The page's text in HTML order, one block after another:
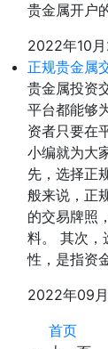
贵金属开户
2022年10
正规贵金属
贵金属投资
平台都能够
资者只要在
小编就为大
先，选择正
般来说，正
的交易牌照
料。 其次，
性，是指资
2022年09
首页